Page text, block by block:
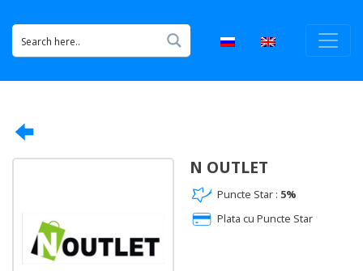
N OUTLET
Puncte Star : 5%
Plata cu Puncte Star